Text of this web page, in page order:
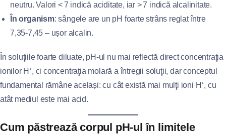
neutru. Valori < 7 indică aciditate, iar > 7 indică alcalinitate.
În organism: sângele are un pH foarte strâns reglat între
7,35‑7,45 – ușor alcalin.
În soluţiile foarte diluate, pH‑ul nu mai reflectă direct concentraţia
ionilor H⁺, ci concentraţia molară a întregii soluţii, dar conceptul
fundamental rămâne același: cu cât există mai mulţi ioni H⁺, cu
atât mediul este mai acid.
Cum păstrează corpul pH‑ul în limitele